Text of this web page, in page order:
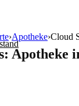
›Apotheke›Cloud
Apotheke